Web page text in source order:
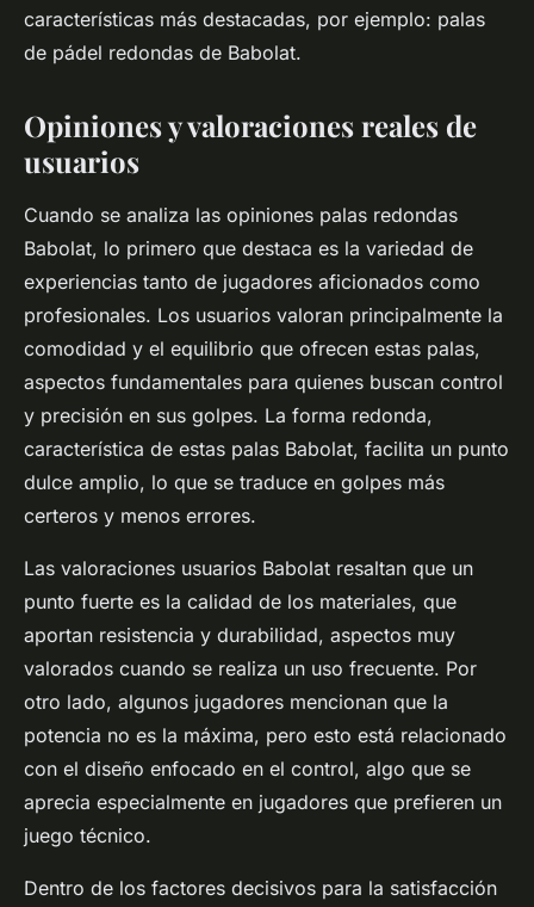
características más destacadas, por ejemplo: palas
de pádel redondas de Babolat.
Opiniones y valoraciones reales de
usuarios
Cuando se analiza las opiniones palas redondas
Babolat, lo primero que destaca es la variedad de
experiencias tanto de jugadores aficionados como
profesionales. Los usuarios valoran principalmente la
comodidad y el equilibrio que ofrecen estas palas,
aspectos fundamentales para quienes buscan control
y precisión en sus golpes. La forma redonda,
característica de estas palas Babolat, facilita un punto
dulce amplio, lo que se traduce en golpes más
certeros y menos errores.
Las valoraciones usuarios Babolat resaltan que un
punto fuerte es la calidad de los materiales, que
aportan resistencia y durabilidad, aspectos muy
valorados cuando se realiza un uso frecuente. Por
otro lado, algunos jugadores mencionan que la
potencia no es la máxima, pero esto está relacionado
con el diseño enfocado en el control, algo que se
aprecia especialmente en jugadores que prefieren un
juego técnico.
Dentro de los factores decisivos para la satisfacción